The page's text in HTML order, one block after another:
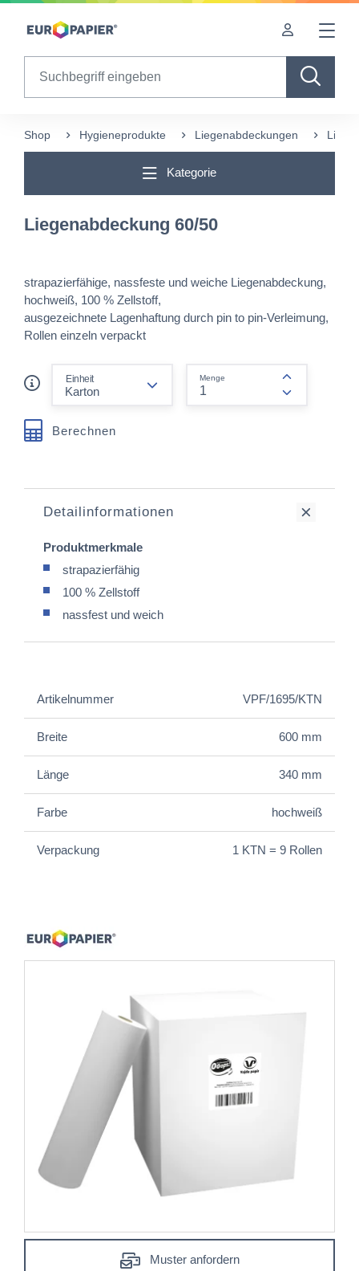
Table Of Content
Shop Hygieneprodukte Liegenabdeckungen
Kategorie
Liegenabdeckung 60/50
strapazierfähige, nassfeste und weiche Liegenabdeckung,
hochweiß, 100 % Zellstoff,
ausgezeichnete Lagenhaftung durch pin to pin-Verleimung,
Rollen einzeln verpackt
Einheit Menge
Berechnen
Detailinformationen
Produktmerkmale
strapazierfähig
100 % Zellstoff
nassfest und weich
Artikelnummer VPF/1695/KTN
Breite 600 mm
Länge 340 mm
Farbe hochweiß
Verpackung 1 KTN = 9 Rollen
Muster anfordern